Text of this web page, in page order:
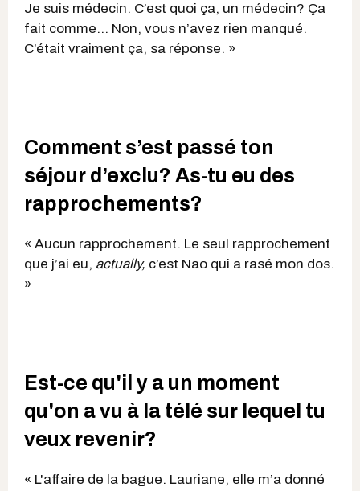
Je suis médecin. C’est quoi ça, un médecin? Ça
fait comme… Non, vous n’avez rien manqué.
C’était vraiment ça, sa réponse. »
Comment s’est passé ton
séjour d’exclu? As-tu eu des
rapprochements?
« Aucun rapprochement. Le seul rapprochement
que j’ai eu, actually, c’est Nao qui a rasé mon dos.
»
Est-ce qu'il y a un moment
qu'on a vu à la télé sur lequel tu
veux revenir?
« L'affaire de la bague. Lauriane, elle m’a donné